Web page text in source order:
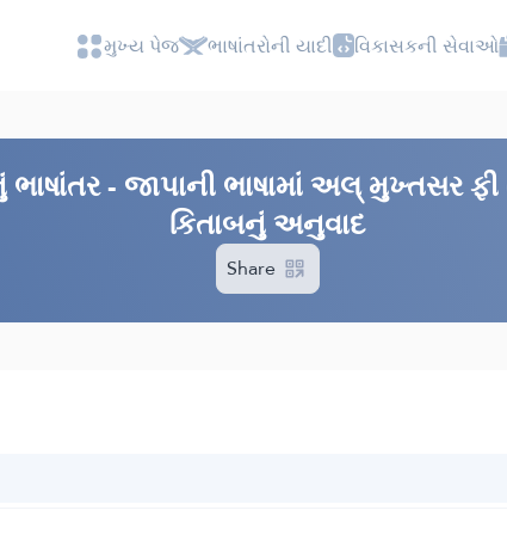
મુખ્ય પેજ ભાષાંતરોની યાદી વિકાસકની સેવાઓ
- જાપાની ભાષામાં અલ્ મુખ્તસર
કિતાબનું અનુવાદ
Share